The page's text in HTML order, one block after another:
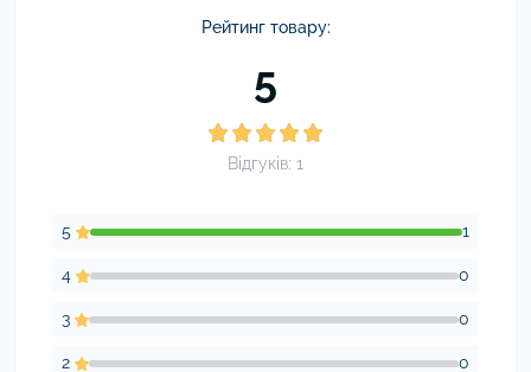
Рейтинг товару:
5
Відгуків: 1
5 1
4 0
3 0
2 0